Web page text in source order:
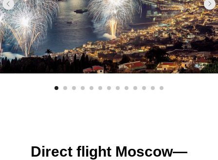
Direct flight Moscow—